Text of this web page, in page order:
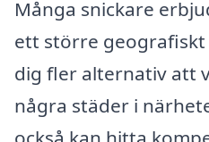
Många snickare
ett större
dig fler alternativ att
några städer i